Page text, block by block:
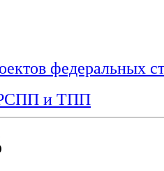
федеральных
и ТПП